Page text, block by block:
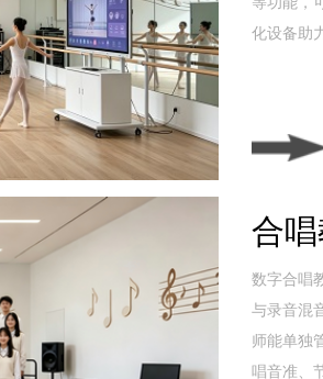
化设备助
合
数字合唱
与录音混
师能单独
唱音准、